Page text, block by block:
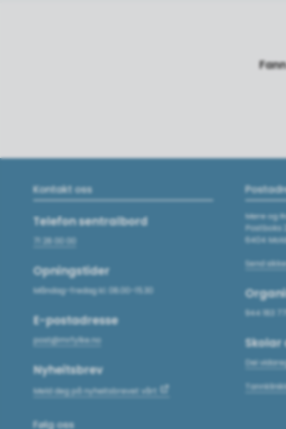
Kontakt oss
Telefon sentralbord
71 28 00 00
Opningstider
Måndag–fredag kl. 08.00–15.30
E-postadresse
post@mrfylke.no
Nyheitsbrev
Meld deg på nyheitsbrevet vårt
Møre og
Postboks
6404
Send
944 183
Dei
Følg oss